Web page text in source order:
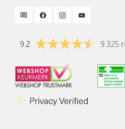
9.2 9.325